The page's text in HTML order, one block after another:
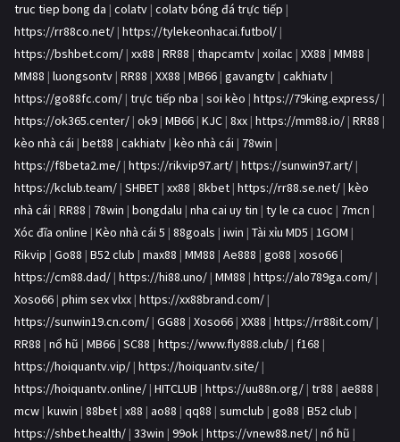
truc tiep bong da | colatv | colatv bóng đá trực tiếp |
https://rr88co.net/ | https://tylekeonhacai.futbol/ |
https://bshbet.com/ | xx88 | RR88 | thapcamtv | xoilac | XX88 | MM88 |
MM88 | luongsontv | RR88 | XX88 | MB66 | gavangtv | cakhiatv |
https://go88fc.com/ | trực tiếp nba | soi kèo | https://79king.express/ |
https://ok365.center/ | ok9 | MB66 | KJC | 8xx | https://mm88.io/ | RR88 |
kèo nhà cái | bet88 | cakhiatv | kèo nhà cái | 78win |
https://f8beta2.me/ | https://rikvip97.art/ | https://sunwin97.art/ |
https://kclub.team/ | SHBET | xx88 | 8kbet | https://rr88.se.net/ | kèo
nhà cái | RR88 | 78win | bongdalu | nha cai uy tin | ty le ca cuoc | 7mcn |
Xóc đĩa online | Kèo nhà cái 5 | 88goals | iwin | Tài xỉu MD5 | 1GOM |
Rikvip | Go88 | B52 club | max88 | MM88 | Ae888 | go88 | xoso66 |
https://cm88.dad/ | https://hi88.uno/ | MM88 | https://alo789ga.com/ |
Xoso66 | phim sex vlxx | https://xx88brand.com/ |
https://sunwin19.cn.com/ | GG88 | Xoso66 | XX88 | https://rr88it.com/ |
RR88 | nổ hũ | MB66 | SC88 | https://www.fly888.club/ | f168 |
https://hoiquantv.vip/ | https://hoiquantv.site/ |
https://hoiquantv.online/ | HITCLUB | https://uu88n.org/ | tr88 | ae888 |
mcw | kuwin | 88bet | x88 | ao88 | qq88 | sumclub | go88 | B52 club |
https://shbet.health/ | 33win | 99ok | https://vnew88.net/ | nổ hũ |